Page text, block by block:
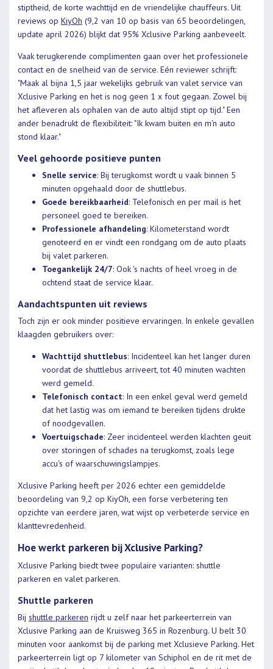
stiptheid, de korte wachttijd en de vriendelijke chauffeurs. Uit
reviews op KiyOh (9,2 van 10 op basis van 65 beoordelingen,
update april 2026) blijkt dat 95% Xclusive Parking aanbeveelt.
Vaak terugkerende complimenten gaan over het professionele
contact en de snelheid van de service. Eén reviewer schrijft:
"Maak al bijna 1,5 jaar wekelijks gebruik van valet service van
Xclusive Parking en het is nog geen 1 x fout gegaan. Zowel bij
het afleveren als ophalen van de auto altijd stipt op tijd." Een
ander benadrukt de flexibiliteit: "Ik kwam buiten en m'n auto
stond klaar."
Veel gehoorde positieve punten
Snelle service: Bij terugkomst wordt u vaak binnen 5
minuten opgehaald door de shuttlebus.
Goede bereikbaarheid: Telefonisch en per mail is het
personeel goed te bereiken.
Professionele afhandeling: Kilometerstand wordt
genoteerd en er vindt een rondgang om de auto plaats
bij valet parkeren.
Toegankelijk 24/7: Ook 's nachts of heel vroeg in de
ochtend staat de service klaar.
Aandachtspunten uit reviews
Toch zijn er ook minder positieve ervaringen. In enkele gevallen
klaagden gebruikers over:
Wachttijd shuttlebus: Incidenteel kan het langer duren
voordat de shuttlebus arriveert, tot 40 minuten wachten
werd gemeld.
Telefonisch contact: In een enkel geval werd gemeld
dat het lastig was om iemand te bereiken tijdens drukte
of noodgevallen.
Voertuigschade: Zeer incidenteel werden klachten geuit
over storingen of schades na terugkomst, zoals lege
accu's of waarschuwingslampjes.
Xclusive Parking heeft per 2026 echter een gemiddelde
beoordeling van 9,2 op KiyOh, een forse verbetering ten
opzichte van eerdere jaren, wat wijst op verbeterde service en
klanttevredenheid.
Hoe werkt parkeren bij Xclusive Parking?
Xclusive Parking biedt twee populaire varianten: shuttle
parkeren en valet parkeren.
Shuttle parkeren
Bij shuttle parkeren rijdt u zelf naar het parkeerterrein van
Xclusive Parking aan de Kruisweg 365 in Rozenburg. U belt 30
minuten voor aankomst bij de parking met Xclusieve Parking. Het
parkeerterrein ligt op 7 kilometer van Schiphol en de rit met de